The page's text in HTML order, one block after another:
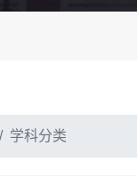
学科分类